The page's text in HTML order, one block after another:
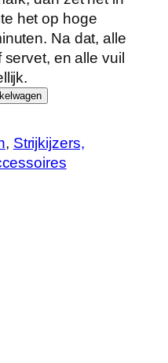
het op hoge
Na dat, alle
en alle vuil
, Strijkijzers,